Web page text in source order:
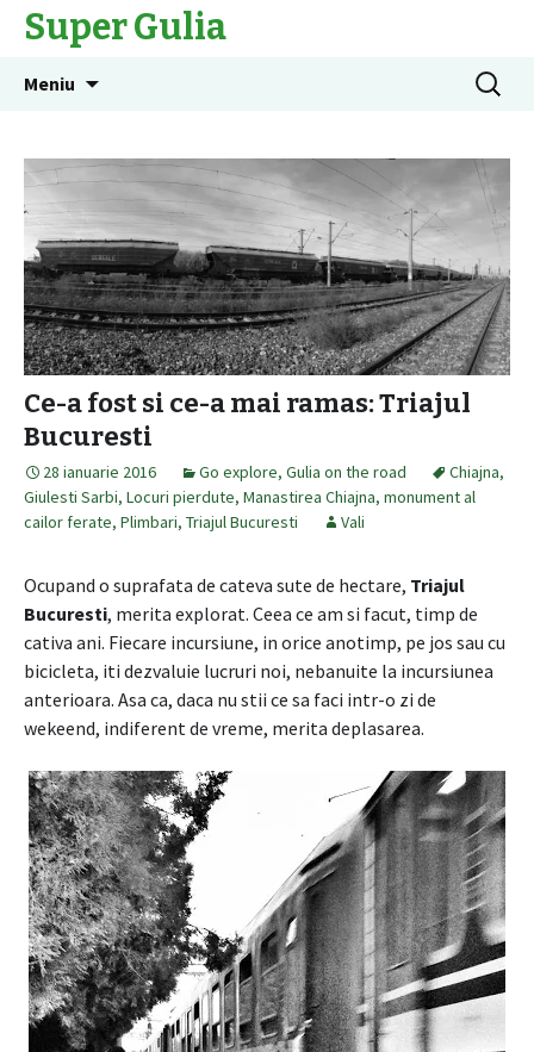
Super Gulia
Meniu
Caută
după:
Ce-a fost si ce-a mai ramas: Triajul
Bucuresti
28 ianuarie 2016 Go explore, Gulia on the road Chiajna,
Giulesti Sarbi, Locuri pierdute, Manastirea Chiajna, monument al
cailor ferate, Plimbari, Triajul Bucuresti Vali
Ocupand o suprafata de cateva sute de hectare, Triajul
Bucuresti, merita explorat. Ceea ce am si facut, timp de
cativa ani. Fiecare incursiune, in orice anotimp, pe jos sau cu
bicicleta, iti dezvaluie lucruri noi, nebanuite la incursiunea
anterioara. Asa ca, daca nu stii ce sa faci intr-o zi de
wekeend, indiferent de vreme, merita deplasarea.